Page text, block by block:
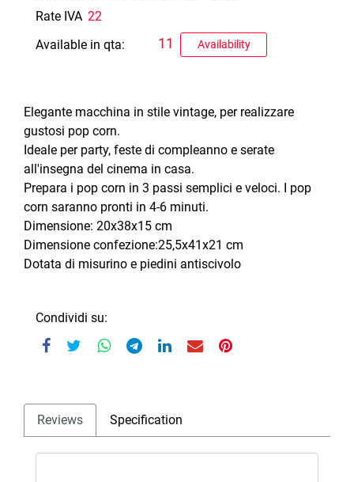
Rate IVA 22
Available in qta:
Availability
11
Elegante macchina in stile vintage, per realizzare
gustosi pop corn.
Ideale per party, feste di compleanno e serate
all'insegna del cinema in casa.
Prepara i pop corn in 3 passi semplici e veloci. I pop
corn saranno pronti in 4-6 minuti.
Dimensione: 20x38x15 cm
Dimensione confezione:25,5x41x21 cm
Dotata di misurino e piedini antiscivolo
Condividi su:
Reviews Specification